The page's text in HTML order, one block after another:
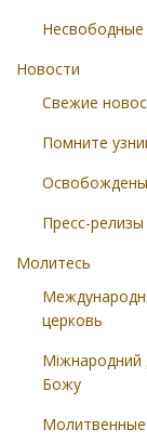
Несвободные
Новости
Свежие
Помните
Освобождены
Пресс-релизы
Молитесь
церковь
Міжнародний
Божу